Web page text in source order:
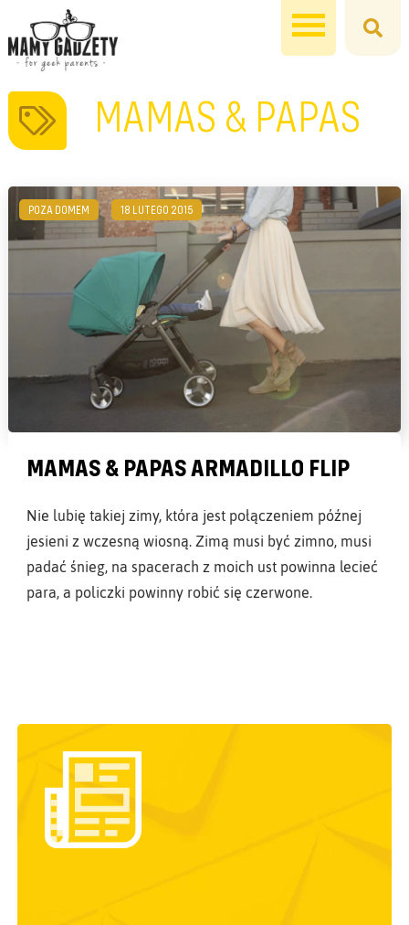
MAMAS & PAPAS
POZA DOMEM 18 LUTEGO 2015
MAMAS & PAPAS ARMADILLO FLIP
Nie lubię takiej zimy, która jest połączeniem późnej
jesieni z wczesną wiosną. Zimą musi być zimno, musi
padać śnieg, na spacerach z moich ust powinna lecieć
para, a policzki powinny robić się czerwone.